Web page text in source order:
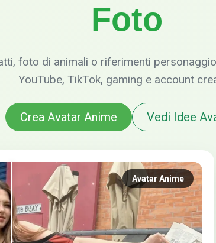
Foto
foto di animali o riferimenti
YouTube, TikTok, gaming e account
Crea Avatar Anime Vedi Idee
Avatar Anime